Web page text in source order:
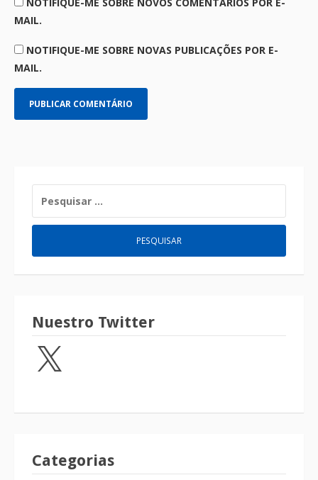
MAIL.
NOTIFIQUE-ME SOBRE NOVAS PUBLICAÇÕES POR E-
MAIL.
Nuestro Twitter
Categorias